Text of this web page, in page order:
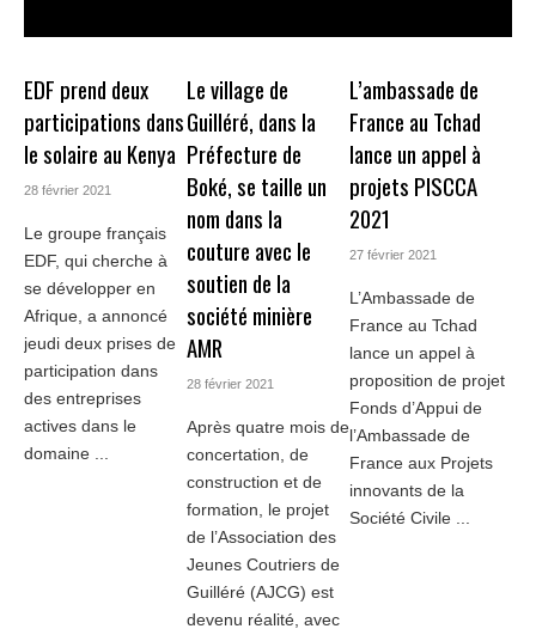
EDF prend deux
participations dans
le solaire au Kenya
28 février 2021
Le groupe français
EDF, qui cherche à
se développer en
Afrique, a annoncé
jeudi deux prises de
participation dans
des entreprises
actives dans le
domaine ...
Le village de
Guilléré, dans la
Préfecture de
Boké, se taille un
nom dans la
couture avec le
soutien de la
société minière
AMR
28 février 2021
Après quatre mois de
concertation, de
construction et de
formation, le projet
de l’Association des
Jeunes Coutriers de
Guilléré (AJCG) est
devenu réalité, avec
L’ambassade de
France au Tchad
lance un appel à
projets PISCCA
2021
27 février 2021
L’Ambassade de
France au Tchad
lance un appel à
proposition de projet
Fonds d’Appui de
l’Ambassade de
France aux Projets
innovants de la
Société Civile ...